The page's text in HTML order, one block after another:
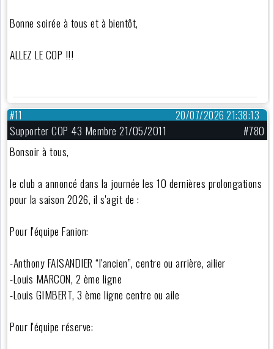
Bonne soirée à tous et à bientôt,
ALLEZ LE COP !!!
20/07/2026 21:38:13
#11
Supporter COP 43 Membre 21/05/2011
#780
Bonsoir à tous,
le club a annoncé dans la journée les 10 dernières prolongations
pour la saison 2026, il s'agit de :
Pour l'équipe Fanion:
-Anthony FAISANDIER “l'ancien”, centre ou arrière, ailier
-Louis MARCON, 2 ème ligne
-Louis GIMBERT, 3 ème ligne centre ou aile
Pour l'équipe réserve: